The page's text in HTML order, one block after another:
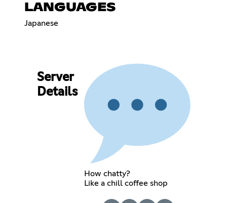
LANGUAGES
Japanese
Server
Details
How chatty?
Like a chill coffee shop